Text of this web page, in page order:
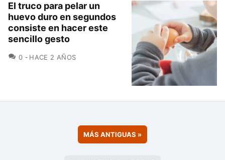
El truco para pelar un
huevo duro en segundos
consiste en hacer este
sencillo gesto
0 COMENTARIOS
HACE 2 AÑOS
MÁS ANTIGUAS »